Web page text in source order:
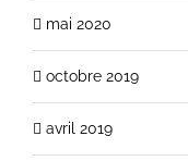
mai 2020
octobre 2019
avril 2019